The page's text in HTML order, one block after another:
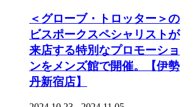
＜グローブ・トロッター＞の
ビスポークスペシャリストが
来店する特別なプロモーショ
ンをメンズ館で開催。【伊勢
丹新宿店】